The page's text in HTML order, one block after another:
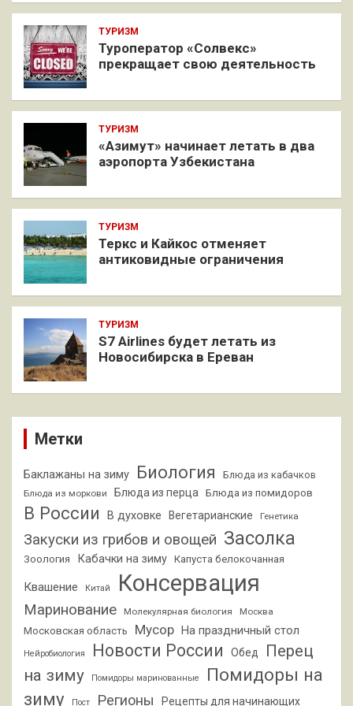
ТУРИЗМ
Туроператор «Солвекс»
прекращает свою деятельность
ТУРИЗМ
«Азимут» начинает летать в два
аэропорта Узбекистана
ТУРИЗМ
Теркс и Кайкос отменяет
антиковидные ограничения
ТУРИЗМ
S7 Airlines будет летать из
Новосибирска в Ереван
Метки
Баклажаны на зиму Биология Блюда из кабачков
Блюда из моркови Блюда из перца Блюда из помидоров
В России В духовке Вегетарианские Генетика
Закуски из грибов и овощей Засолка
Зоология Кабачки на зиму Капуста белокочанная
Квашение Китай Консервация
Маринование Молекулярная биология Москва
Московская область Мусор На праздничный стол
Нейробиология Новости России Обед
Перец
на зиму
Помидоры маринованные
Помидоры на
зиму
Пост Регионы Рецепты для начинающих